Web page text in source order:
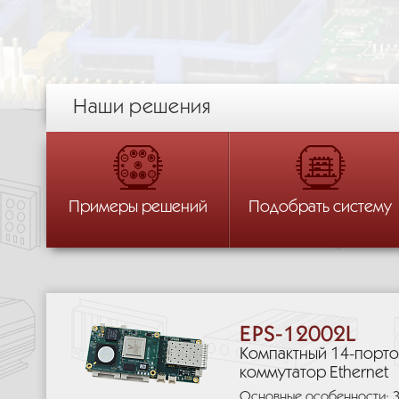
Наши решения
Наши решения
Железнодорожные
Наши решения
От корпуса
Наши решения
Обзор технологий
модели М-Мах
Примеры решений Подобрать систему
EPS-12002L
Компактный 14-
коммутатор Ethernet